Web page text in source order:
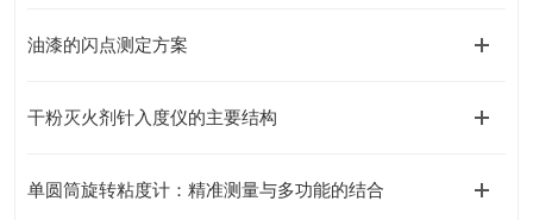
油漆的闪点测定方案
干粉灭火剂针入度仪的主要结构
单圆筒旋转粘度计：精准测量与多功能的结合